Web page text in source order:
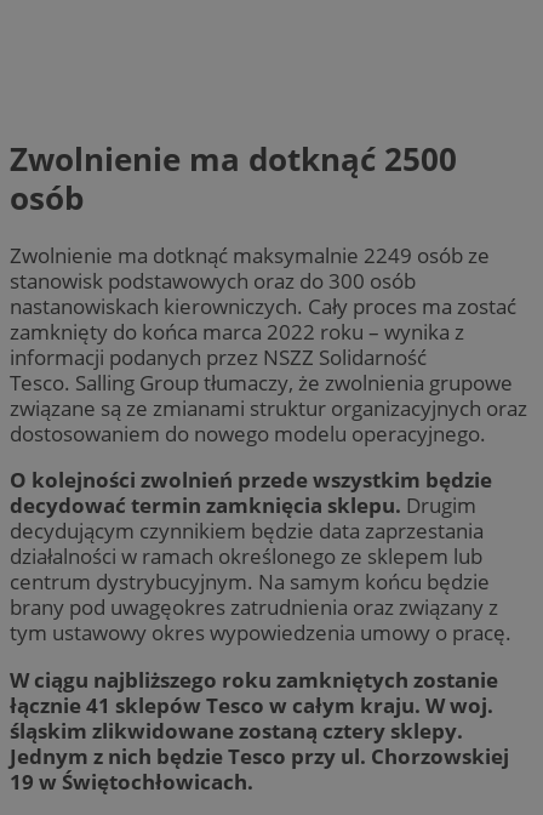
Zwolnienie ma dotknąć 2500
osób
Zwolnienie ma dotknąć maksymalnie 2249 osób ze
stanowisk podstawowych oraz do 300 osób
nastanowiskach kierowniczych. Cały proces ma zostać
zamknięty do końca marca 2022 roku – wynika z
informacji podanych przez NSZZ Solidarność
Tesco. Salling Group tłumaczy, że zwolnienia grupowe
związane są ze zmianami struktur organizacyjnych oraz
dostosowaniem do nowego modelu operacyjnego.
O kolejności zwolnień przede wszystkim będzie
decydować termin zamknięcia sklepu. Drugim
decydującym czynnikiem będzie data zaprzestania
działalności w ramach określonego ze sklepem lub
centrum dystrybucyjnym. Na samym końcu będzie
brany pod uwagęokres zatrudnienia oraz związany z
tym ustawowy okres wypowiedzenia umowy o pracę.
W ciągu najbliższego roku zamkniętych zostanie
łącznie 41 sklepów Tesco w całym kraju. W woj.
śląskim zlikwidowane zostaną cztery sklepy.
Jednym z nich będzie Tesco przy ul. Chorzowskiej
19 w Świętochłowicach.